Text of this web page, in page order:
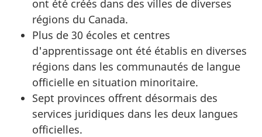
ont été créés dans des villes de diverses
régions du Canada.
Plus de 30 écoles et centres
d'apprentissage ont été établis en diverses
régions dans les communautés de langue
officielle en situation minoritaire.
Sept provinces offrent désormais des
services juridiques dans les deux langues
officielles.